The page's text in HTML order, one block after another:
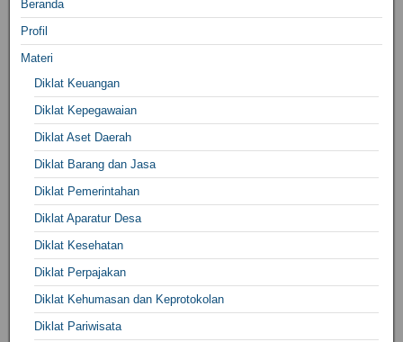
Beranda
Profil
Materi
Diklat Keuangan
Diklat Kepegawaian
Diklat Aset Daerah
Diklat Barang dan Jasa
Diklat Pemerintahan
Diklat Aparatur Desa
Diklat Kesehatan
Diklat Perpajakan
Diklat Kehumasan dan Keprotokolan
Diklat Pariwisata